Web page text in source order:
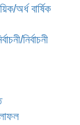
অর্ধ বার্ষিক
নির্বাচনী